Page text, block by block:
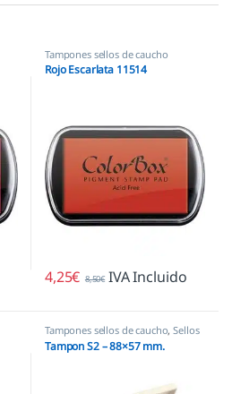
Tampones sellos de caucho
Rojo Escarlata 11514
4,25€ 8,50€ IVA Incluido
Tampones sellos de caucho,Sellos
empresas
Tampon S2 – 88×57 mm.